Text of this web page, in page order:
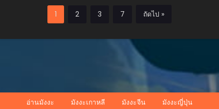
1 2 3 7 ถัดไป »
อ่านมังงะ มังงะเกาหลี มังงะจีน
มังงะญี่ปุ่น